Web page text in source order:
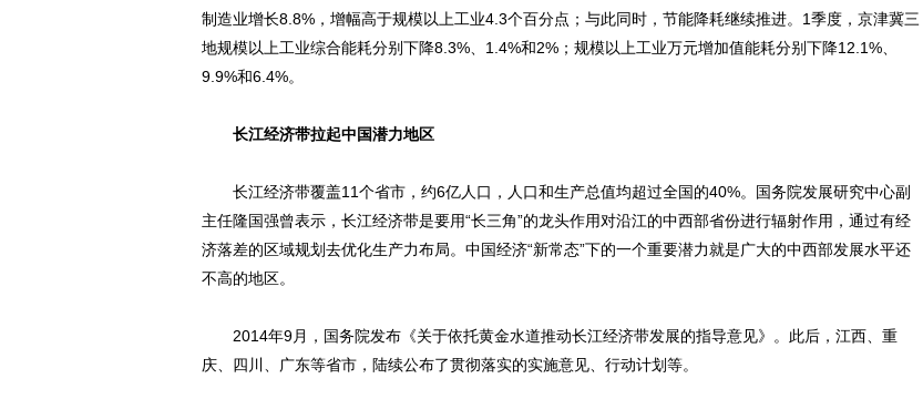
制造业增长8.8%，增幅高于规模以上工业4.3个百分点；与此同时，节能降耗继续推进。1季度，京津冀三
地规模以上工业综合能耗分别下降8.3%、1.4%和2%；规模以上工业万元增加值能耗分别下降12.1%、
9.9%和6.4%。
长江经济带拉起中国潜力地区
长江经济带覆盖11个省市，约6亿人口，人口和生产总值均超过全国的40%。国务院发展研究中心副
主任隆国强曾表示，长江经济带是要用“长三角”的龙头作用对沿江的中西部省份进行辐射作用，通过有经
济落差的区域规划去优化生产力布局。中国经济“新常态”下的一个重要潜力就是广大的中西部发展水平还
不高的地区。
2014年9月，国务院发布《关于依托黄金水道推动长江经济带发展的指导意见》。此后，江西、重
庆、四川、广东等省市，陆续公布了贯彻落实的实施意见、行动计划等。